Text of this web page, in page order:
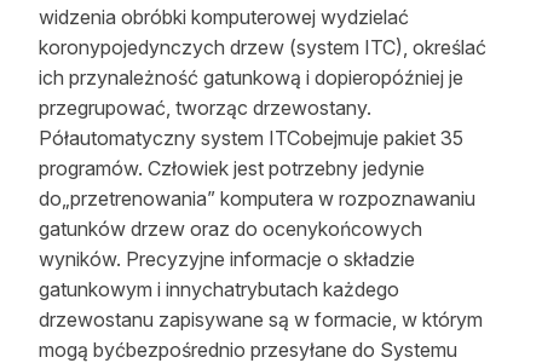
widzenia obróbki komputerowej wydzielać
koronypojedynczych drzew (system ITC), określać
ich przynależność gatunkową i dopieropóźniej je
przegrupować, tworząc drzewostany.
Półautomatyczny system ITCobejmuje pakiet 35
programów. Człowiek jest potrzebny jedynie
do„przetrenowania” komputera w rozpoznawaniu
gatunków drzew oraz do ocenykońcowych
wyników. Precyzyjne informacje o składzie
gatunkowym i innychatrybutach każdego
drzewostanu zapisywane są w formacie, w którym
mogą byćbezpośrednio przesyłane do Systemu